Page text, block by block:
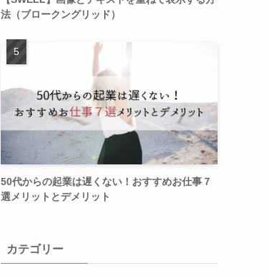
法（ブロークングリッド）
50代からの起業は遅くない！おすすめお仕事７
選メリットとデメリット
カテゴリー